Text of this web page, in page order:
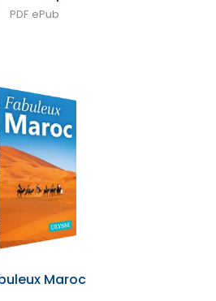
PDF ePub
Maroc